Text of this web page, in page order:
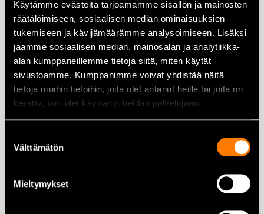
Käytämme evästeitä tarjoamamme sisällön ja mainosten
räätälöimiseen, sosiaalisen median ominaisuuksien
tukemiseen ja kävijämäärämme analysoimiseen. Lisäksi
jaamme sosiaalisen median, mainosalan ja analytiikka-
alan kumppaneillemme tietoja siitä, miten käytät
sivustoamme. Kumppanimme voivat yhdistää näitä
tietoja muihin tietoihin, joita olet antanut heille tai joita on
kerätty, kun olet käyttänyt heidän palvelujaan.
valinta
Välttämätön
Mieltymykset
AVERTI P470 12/24V
279,00€
Lisää ostoskoriin
74,00€
Lisää ostoskoriin
TYÖVALO LED OSRAM CUBE
69,00
TYÖVALO LED OSRAM CUBE